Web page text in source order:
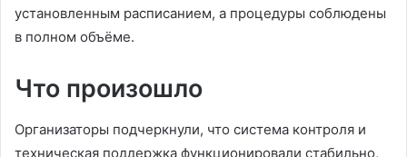
установленным расписанием, а процедуры соблюдены
в полном объёме.
Что произошло
Организаторы подчеркнули, что система контроля и
техническая поддержка функционировали стабильно,